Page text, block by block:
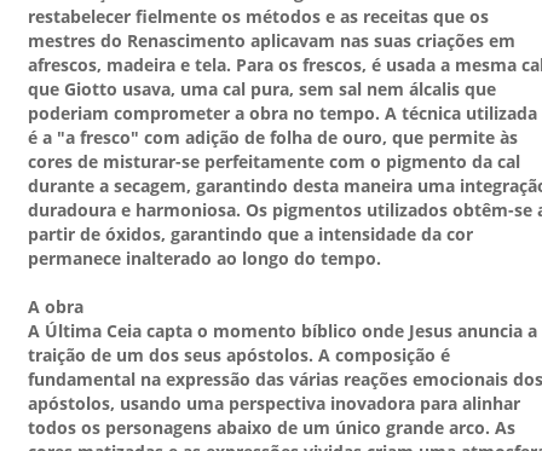
restabelecer fielmente os métodos e as receitas que os
mestres do Renascimento aplicavam nas suas criações em
afrescos, madeira e tela. Para os frescos, é usada a mesma
que Giotto usava, uma cal pura, sem sal nem álcalis que
poderiam comprometer a obra no tempo. A técnica utilizada
é a "a fresco" com adição de folha de ouro, que permite às
cores de misturar-se perfeitamente com o pigmento da cal
durante a secagem, garantindo desta maneira uma
duradoura e harmoniosa. Os pigmentos utilizados obtêm-se
partir de óxidos, garantindo que a intensidade da cor
permanece inalterado ao longo do tempo.
A obra
A Última Ceia capta o momento bíblico onde Jesus anuncia a
traição de um dos seus apóstolos. A composição é
fundamental na expressão das várias reações emocionais dos
apóstolos, usando uma perspectiva inovadora para alinhar
todos os personagens abaixo de um único grande arco. As